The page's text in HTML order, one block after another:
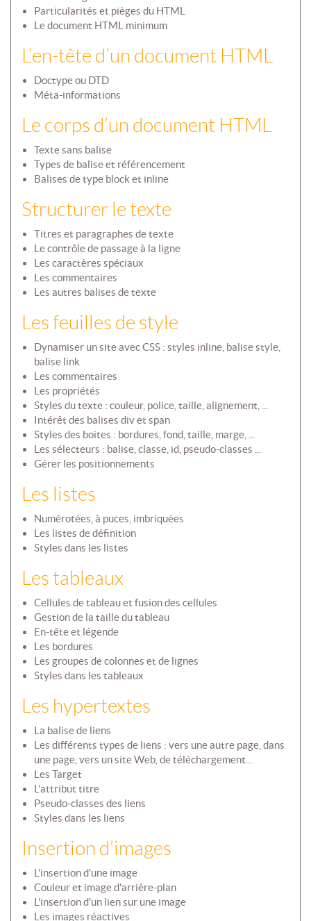
Particularités et pièges du HTML
Le document HTML minimum
L’en-tête d’un document HTML
Doctype ou DTD
Méta-informations
Le corps d’un document HTML
Texte sans balise
Types de balise et référencement
Balises de type block et inline
Structurer le texte
Titres et paragraphes de texte
Le contrôle de passage à la ligne
Les caractères spéciaux
Les commentaires
Les autres balises de texte
Les feuilles de style
Dynamiser un site avec CSS : styles inline, balise style,
balise link
Les commentaires
Les propriétés
Styles du texte : couleur, police, taille, alignement, ...
Intérêt des balises div et span
Styles des boites : bordures, fond, taille, marge, ...
Les sélecteurs : balise, classe, id, pseudo-classes ...
Gérer les positionnements
Les listes
Numérotées, à puces, imbriquées
Les listes de définition
Styles dans les listes
Les tableaux
Cellules de tableau et fusion des cellules
Gestion de la taille du tableau
En-tête et légende
Les bordures
Les groupes de colonnes et de lignes
Styles dans les tableaux
Les hypertextes
La balise de liens
Les différents types de liens : vers une autre page, dans
une page, vers un site Web, de téléchargement...
Les Target
L'attribut titre
Pseudo-classes des liens
Styles dans les liens
Insertion d’images
L'insertion d'une image
Couleur et image d'arrière-plan
L'insertion d'un lien sur une image
Les images réactives